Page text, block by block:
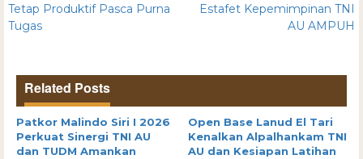
Tetap Produktif Pasca Purna
Tugas
Estafet Kepemimpinan TNI
AU AMPUH
Related Posts
Patkor Malindo Siri I 2026
Perkuat Sinergi TNI AU
dan TUDM Amankan
Open Base Lanud El Tari
Kenalkan Alpalhankam TNI
AU dan Kesiapan Latihan